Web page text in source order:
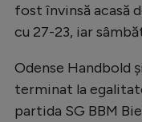
fost învinsă acasă
cu 27-23, iar
Odense Handbold
terminat la
partida SG BBM